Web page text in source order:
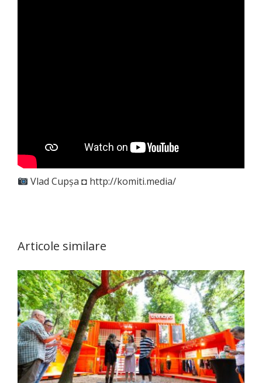
Vlad Cupşa ◘ http://komiti.media/
Articole similare